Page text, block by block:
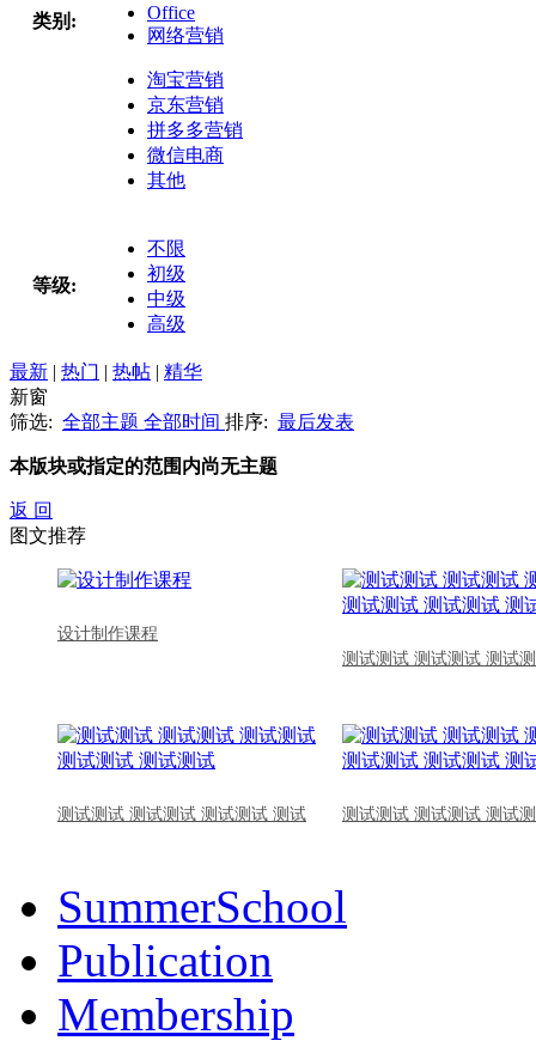
类别:
Office
网络营销
淘宝营销
京东营销
拼多多营销
微信电商
其他
等级:
不限
初级
中级
高级
最新 | 热门 | 热帖 | 精华
新窗
筛选: 全部主题 全部时间 排序: 最后发表
本版块或指定的范围内尚无主题
返 回
图文推荐
设计制作课程
测试测试 测试测试 测试
测试测试 测试测试 测试测试 测试 测试测试 测试测试 测试
SummerSchool
Publication
Membership